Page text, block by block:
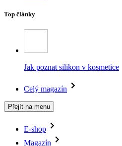
Top články
Jak poznat silikon v kosmetice
Celý magazín
Přejít na menu
E-shop
Magazín